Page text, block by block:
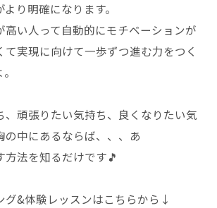
り明確になります。
高い人って自動的にモチベーションが
て実現に向けて一歩ずつ進む力をつく
、頑張りたい気持ち、良くなりたい気
の中にあるならば、、、あ
方法を知るだけです🎵
グ&体験レッスンはこちらから↓